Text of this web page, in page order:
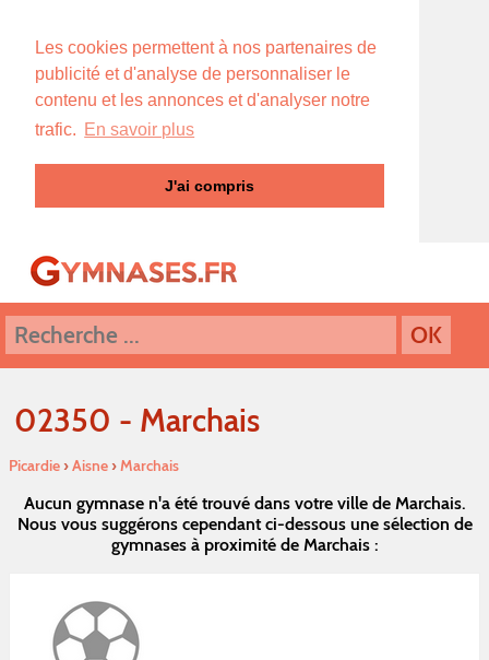
Les cookies permettent à nos partenaires de
publicité et d'analyse de personnaliser le
contenu et les annonces et d'analyser notre
trafic. En savoir plus
J'ai compris
02350 - Marchais
Picardie›Aisne›Marchais
Aucun gymnase n'a été trouvé dans votre ville de Marchais.
Nous vous suggérons cependant ci-dessous une sélection de
gymnases à proximité de Marchais :